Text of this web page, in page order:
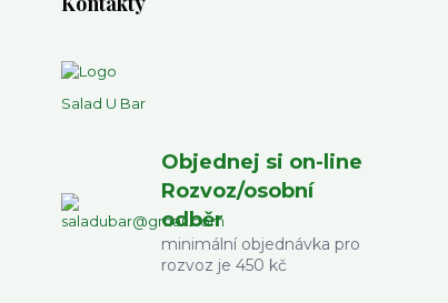
Salad U Bar
Objednej si on-line
Rozvoz/osobní
odběr
minimální objednávka pro
rozvoz je 450 kč